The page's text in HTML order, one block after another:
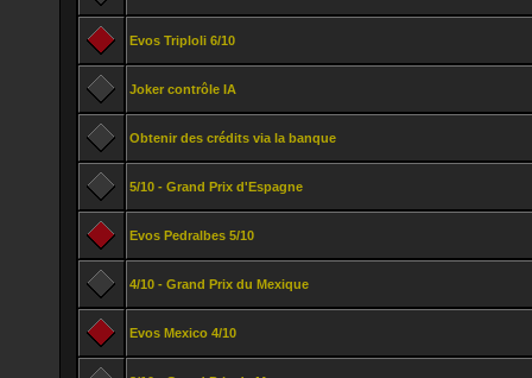
Evos Triploli 6/10
Joker contrôle IA
Obtenir des crédits via la banque
5/10 - Grand Prix d'Espagne
Evos Pedralbes 5/10
4/10 - Grand Prix du Mexique
Evos Mexico 4/10